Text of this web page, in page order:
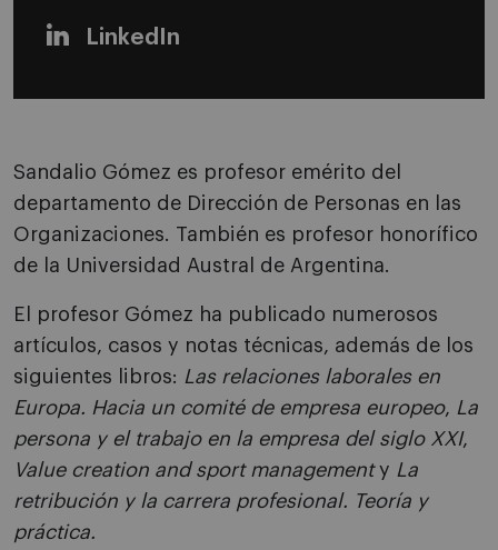
LinkedIn
Sandalio Gómez es profesor emérito del
departamento de Dirección de Personas en las
Organizaciones. También es profesor honorífico
de la Universidad Austral de Argentina.
El profesor Gómez ha publicado numerosos
artículos, casos y notas técnicas, además de los
siguientes libros: Las relaciones laborales en
Europa. Hacia un comité de empresa europeo, La
persona y el trabajo en la empresa del siglo XXI,
Value creation and sport managementy La
retribución y la carrera profesional. Teoría y
práctica.